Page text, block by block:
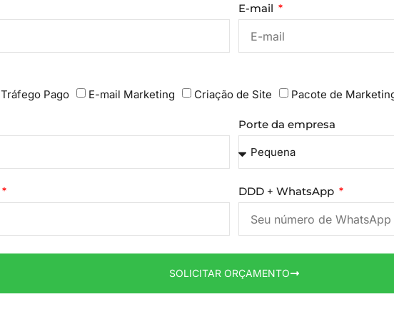
E-mail
Tráfego Pago E-mail Marketing Criação de Site Pacote de
Porte da empresa
DDD + WhatsApp
SOLICITAR ORÇAMENTO